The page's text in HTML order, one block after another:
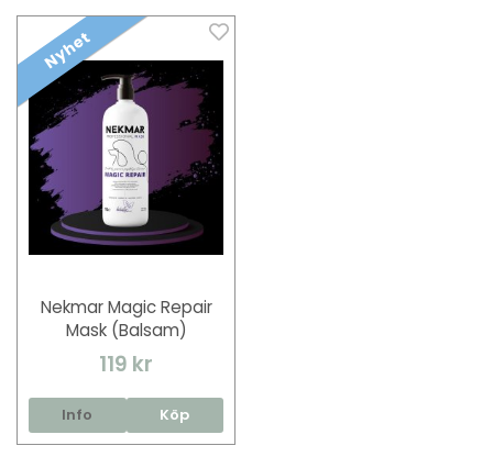
Nyhet
Nekmar Magic Repair
Mask (Balsam)
119 kr
Info Köp